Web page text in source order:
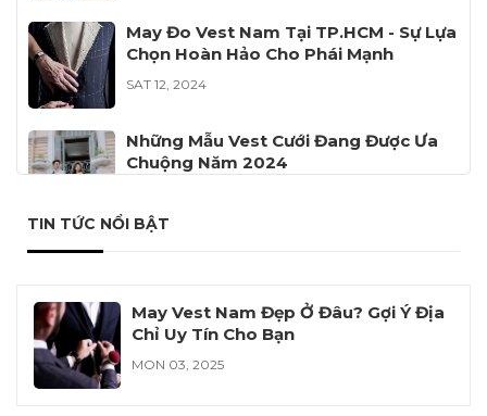
May Đo Vest Nam Tại TP.HCM - Sự Lựa
Chọn Hoàn Hảo Cho Phái Mạnh
SAT 12, 2024
Những Mẫu Vest Cưới Đang Được Ưa
Chuộng Năm 2024
TIN TỨC NỔI BẬT
May Vest Nam Đẹp Ở Đâu? Gợi Ý Địa
Chỉ Uy Tín Cho Bạn
MON 03, 2025